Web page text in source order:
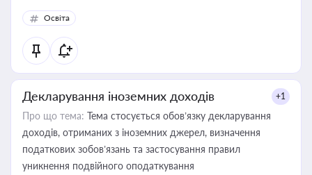
Освіта
Декларування іноземних доходів +1
Про що тема: Тема стосується обов’язку декларування
доходів, отриманих з іноземних джерел, визначення
податкових зобов’язань та застосування правил
уникнення подвійного оподаткування